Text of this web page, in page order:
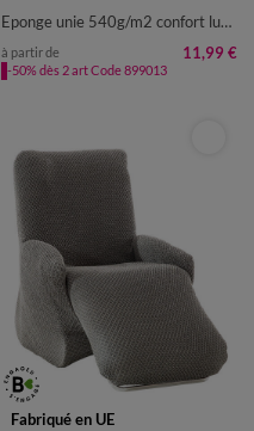
Eponge unie 540g/m2 confort luxe, collection "Intemporelle"
à partir de 11,99 €
-50% dès 2 art Code 899013
Fabriqué en UE